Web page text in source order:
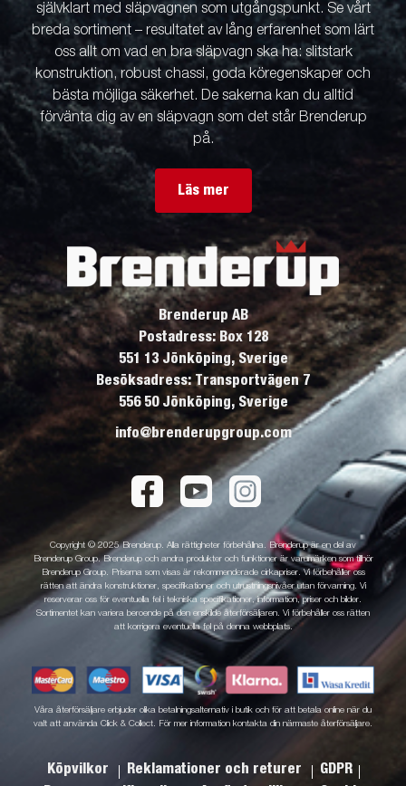
självklart med släpvagnen som utgångspunkt. Se vårt
breda sortiment – resultatet av lång erfarenhet som lärt
oss allt om vad en bra släpvagn ska ha: slitstark
konstruktion, robust chassi, goda köregenskaper och
bästa möjliga säkerhet. De sakerna kan du alltid
förvänta dig av en släpvagn som det står Brenderup
på.
Läs mer
Brenderup AB
Postadress: Box 128
551 13 Jönköping, Sverige
Besöksadress: Transportvägen 7
556 50 Jönköping, Sverige
info@brenderupgroup.com
Copyright © 2025 Brenderup. Alla rättigheter förbehållna. Brenderup är en del av
Brenderup Group. Brenderup och andra produkter och funktioner är varumärken som tillhör
Brenderup Group. Priserna som visas är rekommenderade cirkapriser. Vi förbehåller oss
rätten att ändra konstruktioner, specifikationer och utrustningsnivåer utan förvarning. Vi
reserverar oss för eventuella fel i tekniska specifikationer, information, priser och bilder.
Sortimentet kan variera beroende på den enskilde återförsäljaren. Vi förbehåller oss rätten
att korrigera eventuella fel på denna webbplats.
Våra återförsäljare erbjuder olika betalningsalternativ i butik och för att betala online när du
valt att använda Click & Collect. För mer information kontakta din närmaste återförsäljare.
Köpvilkor Reklamationer och returer
GDPR